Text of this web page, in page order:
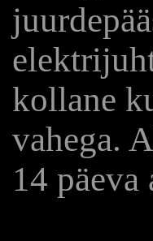
kollane
vahega.
14